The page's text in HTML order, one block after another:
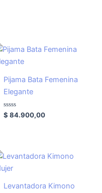
Pijama Bata Femenina
Elegante
Valorado
con
$ 84.900,00
Levantadora Kimono